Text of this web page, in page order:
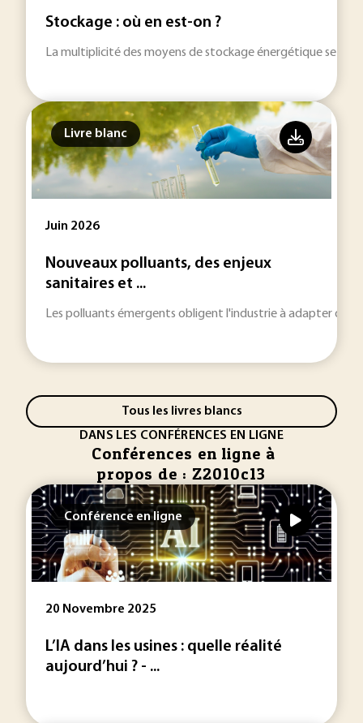
Stockage : où en est-on ?
La multiplicité des moyens de stockage énergétique se
Livre blanc
Juin 2026
Nouveaux polluants, des enjeux
sanitaires et ...
Les polluants émergents obligent l'industrie à adapter
Tous les livres blancs
DANS LES CONFÉRENCES EN LIGNE
Conférences en ligne à
propos de : Z2010c13
Conférence en ligne
20 Novembre 2025
L’IA dans les usines : quelle réalité
aujourd’hui ? - ...